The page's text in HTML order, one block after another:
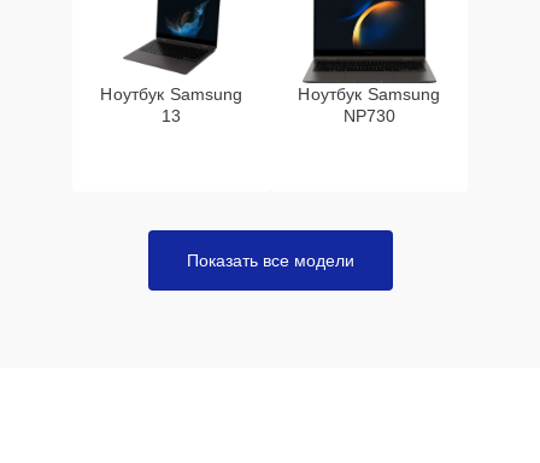
Ноутбук Samsung
13
Ноутбук Samsung
NP730
Показать все модели